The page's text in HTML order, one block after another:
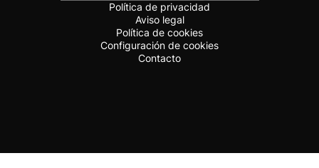
Política de privacidad
Aviso legal
Política de cookies
Configuración de cookies
Contacto